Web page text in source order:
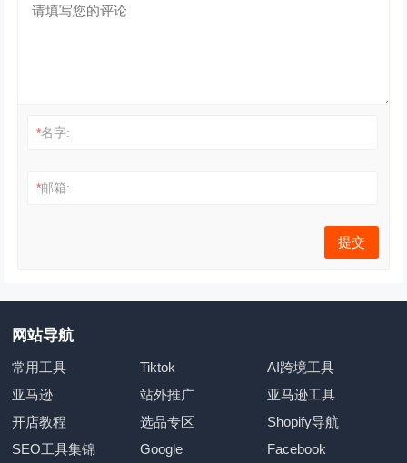
*名字:
*邮箱:
网站导航
常用工具 Tiktok
AI跨境工具
亚马逊
站外推广
亚马逊工具
开店教程
选品专区
Shopify导航
SEO工具集锦
Google
Facebook